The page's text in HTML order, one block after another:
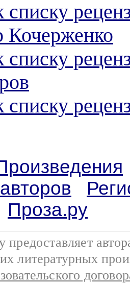
списку
Кочерженко
списку
Проза.ру
предоставляет
литературных